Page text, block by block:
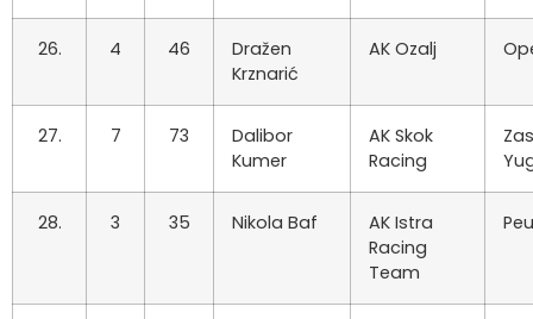
26. 4 46
Dražen
Krznarić
AK Ozalj
27. 7 73
Dalibor
Kumer
AK Skok
Racing
28. 3 35 Nikola Baf
AK Istra
Racing
Team